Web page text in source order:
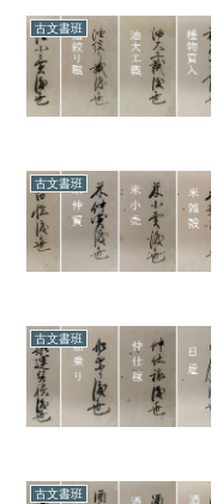
古文書班
古文書班
古文書班
古文書班